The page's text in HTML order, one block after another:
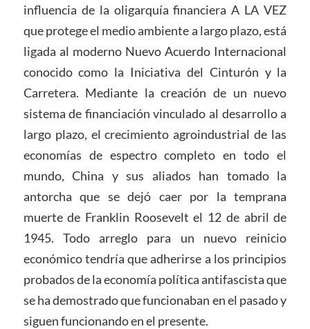
influencia de la oligarquía financiera A LA VEZ
que protege el medio ambiente a largo plazo, está
ligada al moderno Nuevo Acuerdo Internacional
conocido como la Iniciativa del Cinturón y la
Carretera. Mediante la creación de un nuevo
sistema de financiación vinculado al desarrollo a
largo plazo, el crecimiento agroindustrial de las
economías de espectro completo en todo el
mundo, China y sus aliados han tomado la
antorcha que se dejó caer por la temprana
muerte de Franklin Roosevelt el 12 de abril de
1945. Todo arreglo para un nuevo reinicio
económico tendría que adherirse a los principios
probados de la economía política antifascista que
se ha demostrado que funcionaban en el pasado y
siguen funcionando en el presente.